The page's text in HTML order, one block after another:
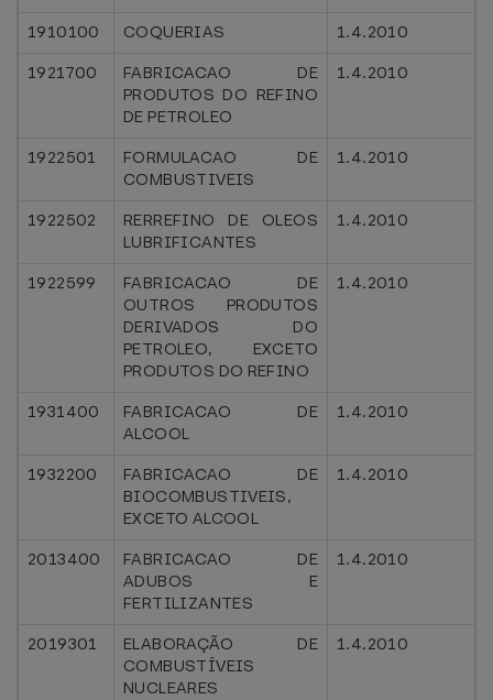
1910100
COQUERIAS
1.4.2010
1921700
FABRICACAO DE
PRODUTOS DO REFINO
DE PETROLEO
1.4.2010
1922501
FORMULACAO DE
COMBUSTIVEIS
1.4.2010
1922502
RERREFINO DE OLEOS
LUBRIFICANTES
1.4.2010
1922599
FABRICACAO DE
OUTROS PRODUTOS
DERIVADOS DO
PETROLEO, EXCETO
PRODUTOS DO REFINO
1.4.2010
1931400
FABRICACAO DE
ALCOOL
1.4.2010
1932200
FABRICACAO DE
BIOCOMBUSTIVEIS,
EXCETO ALCOOL
1.4.2010
2013400
FABRICACAO DE
ADUBOS E
FERTILIZANTES
1.4.2010
2019301
ELABORAÇÃO DE
COMBUSTÍVEIS
NUCLEARES
1.4.2010